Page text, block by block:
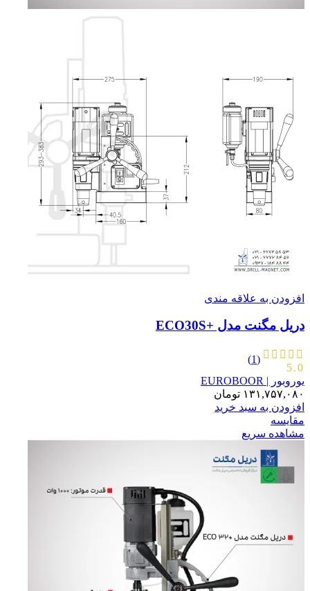
افزودن به علاقه مندی
دریل مگنت مدل +ECO30S
5.0
(1)
یوروبور | EUROBOOR
۱۳۱,۷۵۷,۰۸۰ تومان
افزودن به سبد خرید
مقایسه
مشاهده سریع